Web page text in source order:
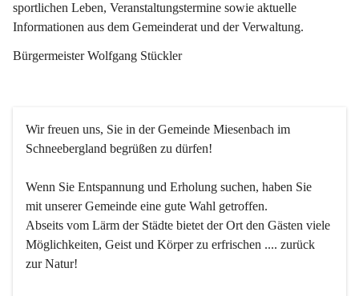
sportlichen Leben, Veranstaltungstermine sowie aktuelle
Informationen aus dem Gemeinderat und der Verwaltung.
Bürgermeister Wolfgang Stückler
Wir freuen uns, Sie in der Gemeinde Miesenbach im
Schneebergland begrüßen zu dürfen!
Wenn Sie Entspannung und Erholung suchen, haben Sie
mit unserer Gemeinde eine gute Wahl getroffen.
Abseits vom Lärm der Städte bietet der Ort den Gästen viele
Möglichkeiten, Geist und Körper zu erfrischen .... zurück
zur Natur!